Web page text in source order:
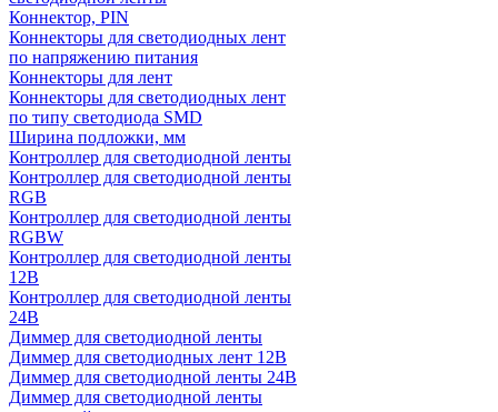
Коннектор, PIN
Коннекторы для светодиодных лент
по напряжению питания
Коннекторы для лент
Коннекторы для светодиодных лент
по типу светодиода SMD
Ширина подложки, мм
Контроллер для светодиодной ленты
Контроллер для светодиодной ленты
RGB
Контроллер для светодиодной ленты
RGBW
Контроллер для светодиодной ленты
12В
Контроллер для светодиодной ленты
24В
Диммер для светодиодной ленты
Диммер для светодиодных лент 12В
Диммер для светодиодной ленты 24В
Диммер для светодиодной ленты